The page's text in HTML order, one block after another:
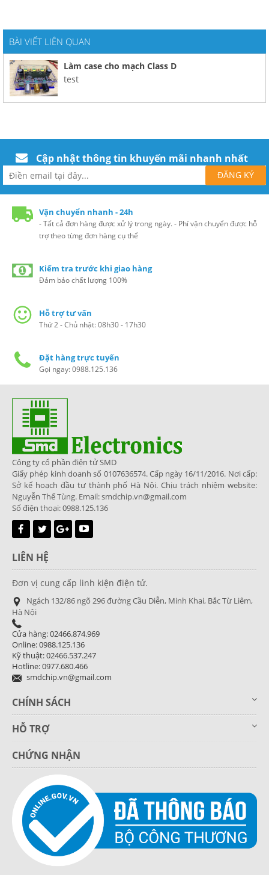
BÀI VIẾT LIÊN QUAN
Làm case cho mạch Class D
test
Cập nhật thông tin khuyến mãi nhanh nhất
Vận chuyển nhanh - 24h
- Tất cả đơn hàng được xử lý trong ngày. - Phí vận chuyển được hỗ
trợ theo từng đơn hàng cụ thể
Kiểm tra trước khi giao hàng
Đảm bảo chất lượng 100%
Hỗ trợ tư vấn
Thứ 2 - Chủ nhật: 08h30 - 17h30
Đặt hàng trực tuyến
Gọi ngay: 0988.125.136
Công ty cổ phần điện tử SMD
Giấy phép kinh doanh số 0107636574. Cấp ngày 16/11/2016. Nơi cấp:
Sở kế hoạch đầu tư thành phố Hà Nội. Chịu trách nhiệm website:
Nguyễn Thế Tùng. Email: smdchip.vn@gmail.com
Số điện thoại: 0988.125.136
LIÊN HỆ
Đơn vị cung cấp linh kiện điện tử.
Ngách 132/86 ngõ 296 đường Cầu Diễn, Minh Khai, Bắc Từ Liêm,
Hà Nội
Cửa hàng: 02466.874.969
Online: 0988.125.136
Kỹ thuật: 02466.537.247
Hotline: 0977.680.466
smdchip.vn@gmail.com
CHÍNH SÁCH
HỖ TRỢ
CHỨNG NHẬN